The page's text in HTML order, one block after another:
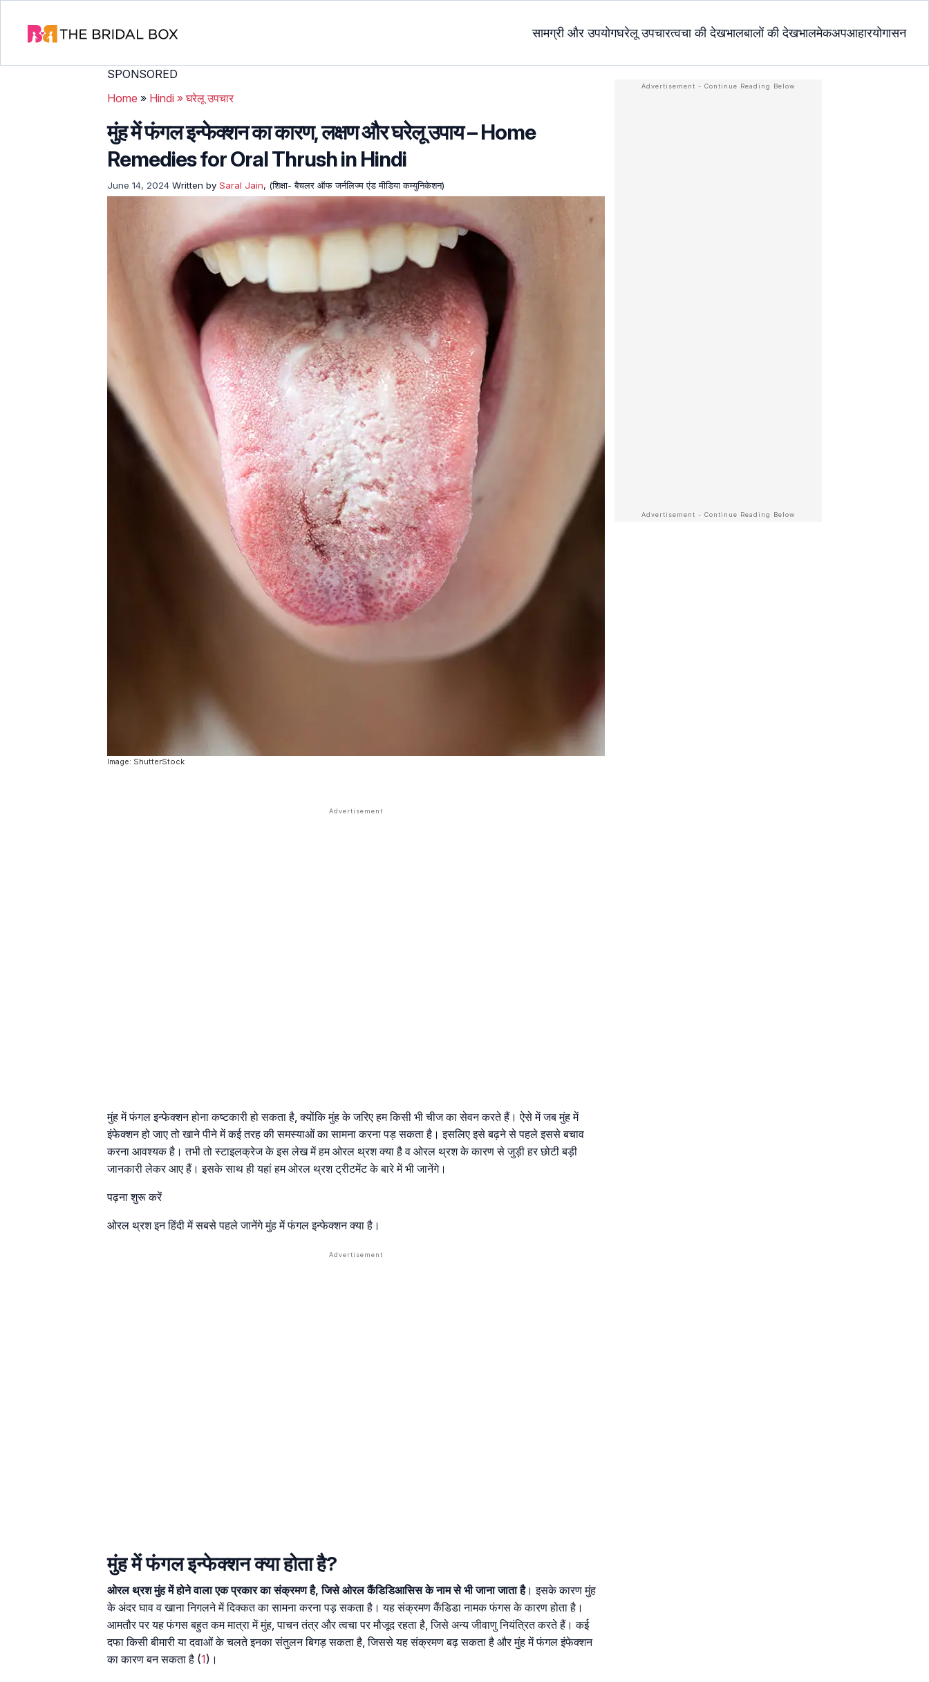
सामग्री और उपयोगघरेलू उपचारत्वचा की देखभालबालों की देखभालमेकअपआहारयोगासन
SPONSORED
Home » Hindi »घरेलू उपचार
मुंह में फंगल इन्फेक्शन का कारण, लक्षण और घरेलू उपाय – Home
Remedies for Oral Thrush in Hindi
June 14, 2024 Written by Saral Jain, (शिक्षा- बैचलर ऑफ जर्नलिज्म एंड मीडिया कम्युनिकेशन)
Image: ShutterStock
मुंह में फंगल इन्फेक्शन होना कष्टकारी हो सकता है, क्योंकि मुंह के जरिए हम किसी भी चीज का सेवन करते हैं। ऐसे में जब मुंह में
इंफेक्शन हो जाए तो खाने पीने में कई तरह की समस्याओं का सामना करना पड़ सकता है। इसलिए इसे बढ़ने से पहले इससे बचाव
करना आवश्यक है। तभी तो स्टाइलक्रेज के इस लेख में हम ओरल थ्रश क्या है व ओरल थ्रश के कारण से जुड़ी हर छोटी बड़ी
जानकारी लेकर आए हैं। इसके साथ ही यहां हम ओरल थ्रश ट्रीटमेंट के बारे में भी जानेंगे।
पढ़ना शुरू करें
ओरल थ्रश इन हिंदी में सबसे पहले जानेंगे मुंह में फंगल इन्फेक्शन क्या है।
मुंह में फंगल इन्फेक्शन क्या होता है?
ओरल थ्रश मुंह में होने वाला एक प्रकार का संक्रमण है, जिसे ओरल कैंडिडिआसिस के नाम से भी जाना जाता है। इसके कारण मुंह
के अंदर घाव व खाना निगलने में दिक्कत का सामना करना पड़ सकता है। यह संक्रमण कैंडिडा नामक फंगस के कारण होता है।
आमतौर पर यह फंगस बहुत कम मात्रा में मुंह, पाचन तंत्र और त्वचा पर मौजूद रहता है, जिसे अन्य जीवाणु नियंत्रित करते हैं। कई
दफा किसी बीमारी या दवाओं के चलते इनका संतुलन बिगड़ सकता है, जिससे यह संक्रमण बढ़ सकता है और मुंह में फंगल इंफेक्शन
का कारण बन सकता है (1)।